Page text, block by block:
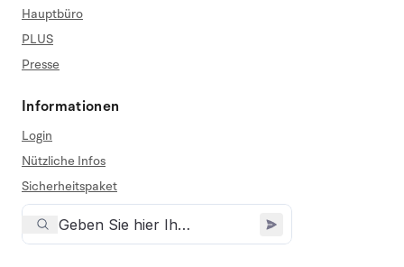
Hauptbüro
PLUS
Presse
Informationen
Login
Nützliche Infos
Sicherheitspaket